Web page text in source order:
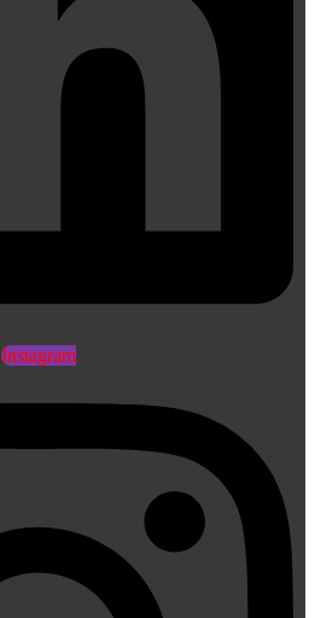
Instagram